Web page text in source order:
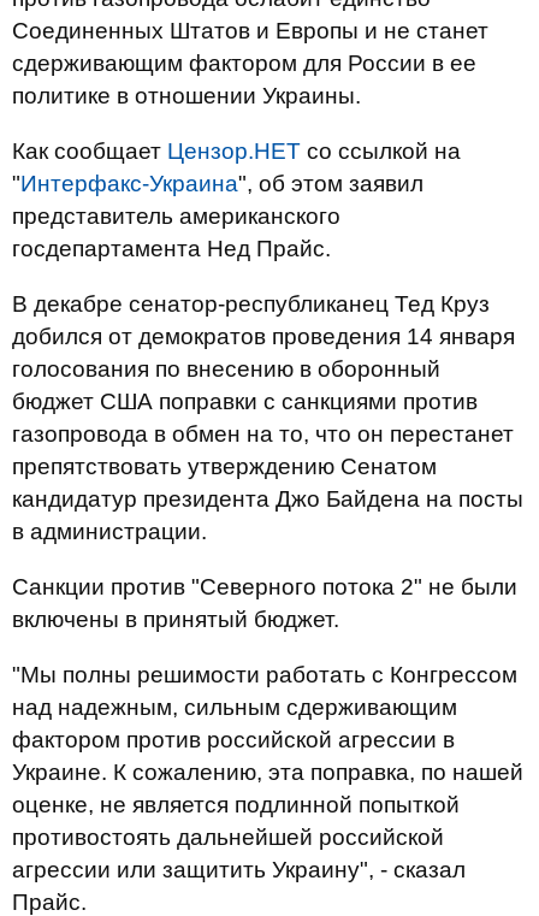
Соединенных Штатов и Европы и не станет
сдерживающим фактором для России в ее
политике в отношении Украины.
Как сообщает Цензор.НЕТ со ссылкой на
"Интерфакс-Украина", об этом заявил
представитель американского
госдепартамента Нед Прайс.
В декабре сенатор-республиканец Тед Круз
добился от демократов проведения 14 января
голосования по внесению в оборонный
бюджет США поправки с санкциями против
газопровода в обмен на то, что он перестанет
препятствовать утверждению Сенатом
кандидатур президента Джо Байдена на посты
в администрации.
Санкции против "Северного потока 2" не были
включены в принятый бюджет.
"Мы полны решимости работать с Конгрессом
над надежным, сильным сдерживающим
фактором против российской агрессии в
Украине. К сожалению, эта поправка, по нашей
оценке, не является подлинной попыткой
противостоять дальнейшей российской
агрессии или защитить Украину", - сказал
Прайс.